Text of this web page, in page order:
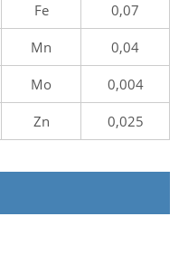
Fe 0,07
Mn 0,04
Mo 0,004
Zn 0,025